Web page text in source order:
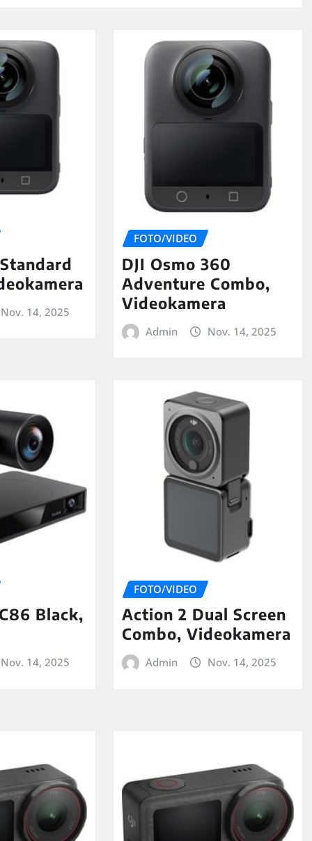
Nov. 14, 2025
FOTO/VIDEO
DJI Osmo 360
Adventure Combo,
Videokamera
Admin Nov. 14, 2025
Black,
Nov. 14, 2025
FOTO/VIDEO
Action 2 Dual Screen
Combo, Videokamera
Admin Nov. 14, 2025